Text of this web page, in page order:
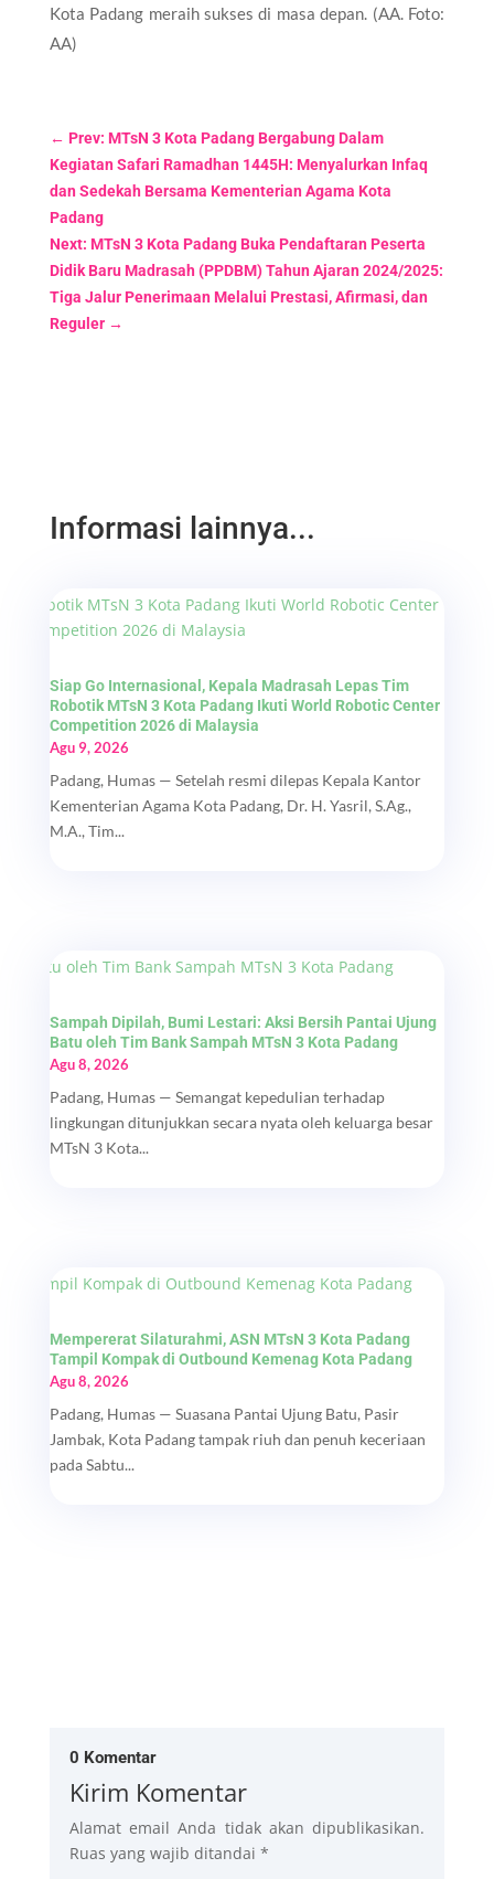
Kota Padang meraih sukses di masa depan. (AA. Foto:
AA)
← Prev: MTsN 3 Kota Padang Bergabung Dalam
Kegiatan Safari Ramadhan 1445H: Menyalurkan Infaq
dan Sedekah Bersama Kementerian Agama Kota
Padang
Next: MTsN 3 Kota Padang Buka Pendaftaran Peserta
Didik Baru Madrasah (PPDBM) Tahun Ajaran 2024/2025:
Tiga Jalur Penerimaan Melalui Prestasi, Afirmasi, dan
Reguler→
Informasi lainnya...
Siap Go Internasional, Kepala Madrasah Lepas Tim
Robotik MTsN 3 Kota Padang Ikuti World Robotic Center
Competition 2026 di Malaysia
Agu 9, 2026
Padang, Humas — Setelah resmi dilepas Kepala Kantor
Kementerian Agama Kota Padang, Dr. H. Yasril, S.Ag.,
M.A., Tim...
Sampah Dipilah, Bumi Lestari: Aksi Bersih Pantai Ujung
Batu oleh Tim Bank Sampah MTsN 3 Kota Padang
Agu 8, 2026
Padang, Humas — Semangat kepedulian terhadap
lingkungan ditunjukkan secara nyata oleh keluarga besar
MTsN 3 Kota...
Mempererat Silaturahmi, ASN MTsN 3 Kota Padang
Tampil Kompak di Outbound Kemenag Kota Padang
Agu 8, 2026
Padang, Humas — Suasana Pantai Ujung Batu, Pasir
Jambak, Kota Padang tampak riuh dan penuh keceriaan
pada Sabtu...
0 Komentar
Kirim Komentar
Alamat email Anda tidak akan dipublikasikan.
Ruas yang wajib ditandai *